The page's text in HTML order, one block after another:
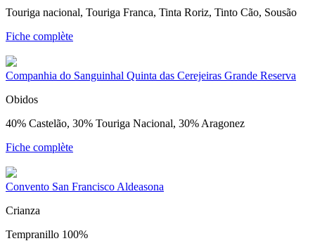
Touriga nacional, Touriga Franca, Tinta Roriz, Tinto Cão, Sousão
Fiche complète
Companhia do Sanguinhal Quinta das Cerejeiras Grande Reserva
Obidos
40% Castelão, 30% Touriga Nacional, 30% Aragonez
Fiche complète
Convento San Francisco Aldeasona
Crianza
Tempranillo 100%